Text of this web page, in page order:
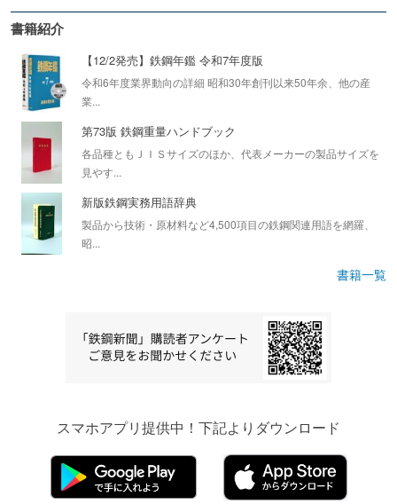
書籍紹介
【12/2発売】鉄鋼年鑑 令和7年度版
令和6年度業界動向の詳細 昭和30年創刊以来50年余、他の産
業...
第73版 鉄鋼重量ハンドブック
各品種ともＪＩＳサイズのほか、代表メーカーの製品サイズを
見やす...
新版鉄鋼実務用語辞典
製品から技術・原材料など4,500項目の鉄鋼関連用語を網羅、
昭...
書籍一覧
スマホアプリ提供中！下記よりダウンロード